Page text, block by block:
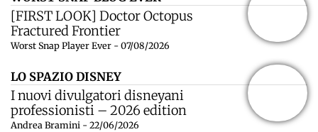
[FIRST LOOK] Doctor Octopus
Fractured Frontier
Worst Snap Player Ever - 07/08/2026
LO SPAZIO DISNEY
I nuovi divulgatori disneyani
professionisti – 2026 edition
Andrea Bramini - 22/06/2026